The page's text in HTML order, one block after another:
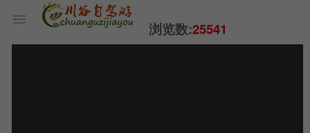
浏览数:25541